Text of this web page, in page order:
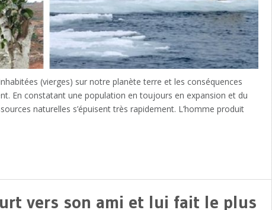
(vierges) sur notre planète terre et les conséquences
En constatant une population en toujours en expansion et du
naturelles s’épuisent très rapidement. L’homme produit
vers son ami et lui fait le plus